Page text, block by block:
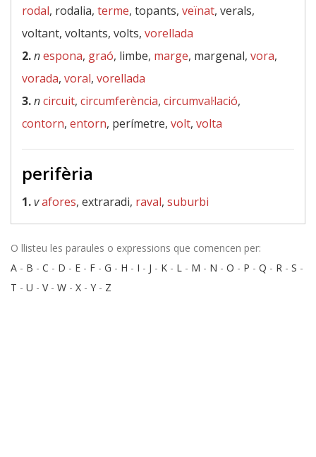
rodal, rodalia, terme, topants, veïnat, verals,
voltant, voltants, volts, vorellada
2.nespona, graó, limbe, marge, margenal, vora,
vorada, voral, vorellada
3.ncircuit, circumferència, circumval·lació,
contorn, entorn, perímetre, volt, volta
perifèria
1.vafores, extraradi, raval, suburbi
O llisteu les paraules o expressions que comencen per:
A - B - C - D - E - F - G - H - I - J - K - L - M - N - O - P - Q - R - S -
T - U - V- W - X - Y - Z